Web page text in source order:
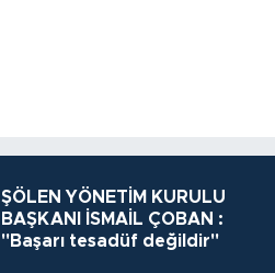
ŞÖLEN YÖNETİM KURULU
BAŞKANI İSMAİL ÇOBAN :
"Başarı tesadüf değildir"